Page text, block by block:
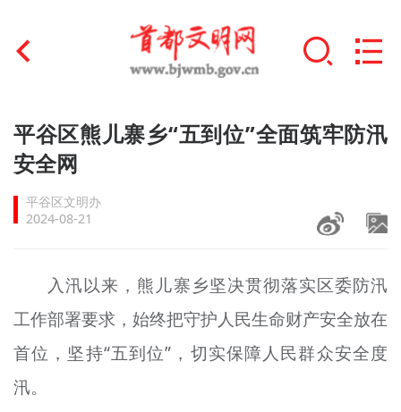
首页
文明创建
文明实践
未成年人思想道德建设
榜样人物
+
身边好人
平谷区熊儿寨乡“五到位”全面筑牢防汛
安全网
平谷区文明办
2024-08-21
入汛以来，熊儿寨乡坚决贯彻落实区委防汛
工作部署要求，始终把守护人民生命财产安全放在
首位，坚持“五到位”，切实保障人民群众安全度
汛。